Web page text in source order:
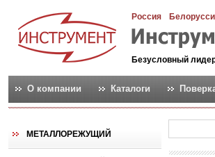
Россия
Безусловный
О компании Каталоги
МЕТАЛЛОРЕЖУЩИЙ